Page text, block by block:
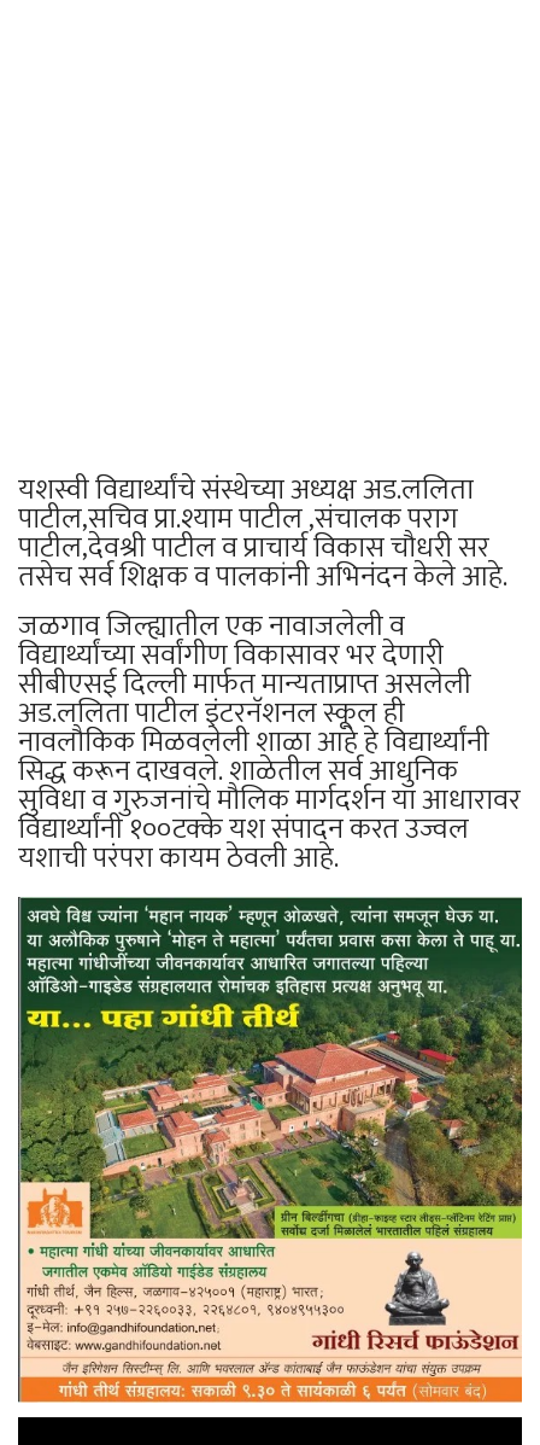
यशस्वी विद्यार्थ्यांचे संस्थेच्या अध्यक्ष अड.ललिता
पाटील,सचिव प्रा.श्याम पाटील ,संचालक पराग
पाटील,देवश्री पाटील व प्राचार्य विकास चौधरी सर
तसेच सर्व शिक्षक व पालकांनी अभिनंदन केले आहे.
जळगाव जिल्ह्यातील एक नावाजलेली व
विद्यार्थ्यांच्या सर्वांगीण विकासावर भर देणारी
सीबीएसई दिल्ली मार्फत मान्यताप्राप्त असलेली
अड.ललिता पाटील इंटरनॅशनल स्कूल ही
नावलौकिक मिळवलेली शाळा आहे हे विद्यार्थ्यांनी
सिद्ध करून दाखवले. शाळेतील सर्व आधुनिक
सुविधा व गुरुजनांचे मौलिक मार्गदर्शन या आधारावर
विद्यार्थ्यांनी १००टक्के यश संपादन करत उज्वल
यशाची परंपरा कायम ठेवली आहे.